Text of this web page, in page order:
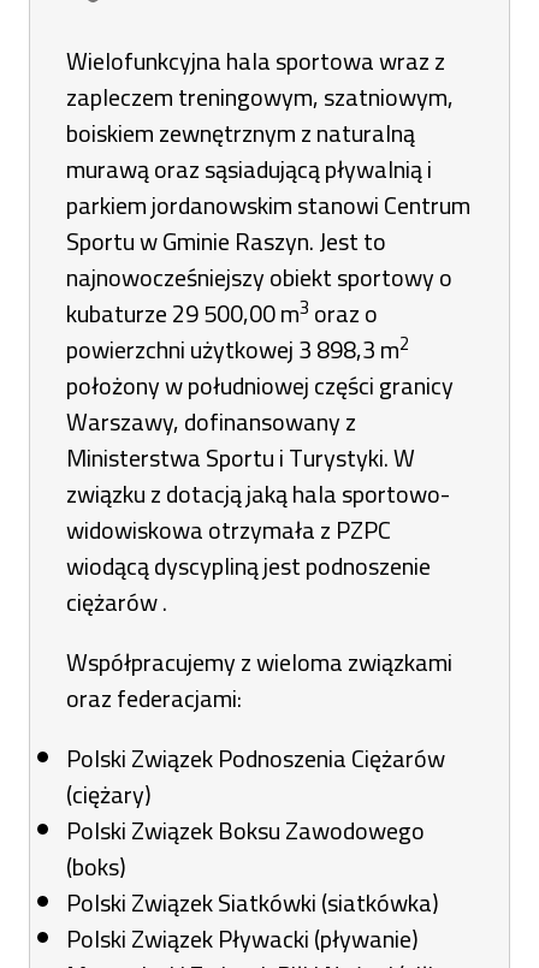
nowej
karcie
Wielofunkcyjna hala sportowa wraz z
zapleczem treningowym, szatniowym,
boiskiem zewnętrznym z naturalną
murawą oraz sąsiadującą pływalnią i
parkiem jordanowskim stanowi Centrum
Sportu w Gminie Raszyn. Jest to
najnowocześniejszy obiekt sportowy o
kubaturze 29 500,00 m3 oraz o
powierzchni użytkowej 3 898,3 m2
położony w południowej części granicy
Warszawy, dofinansowany z
Ministerstwa Sportu i Turystyki. W
związku z dotacją jaką hala sportowo-
widowiskowa otrzymała z PZPC
wiodącą dyscypliną jest podnoszenie
ciężarów .
Współpracujemy z wieloma związkami
oraz federacjami:
Polski Związek Podnoszenia Ciężarów
(ciężary)
Polski Związek Boksu Zawodowego
(boks)
Polski Związek Siatkówki (siatkówka)
Polski Związek Pływacki (pływanie)